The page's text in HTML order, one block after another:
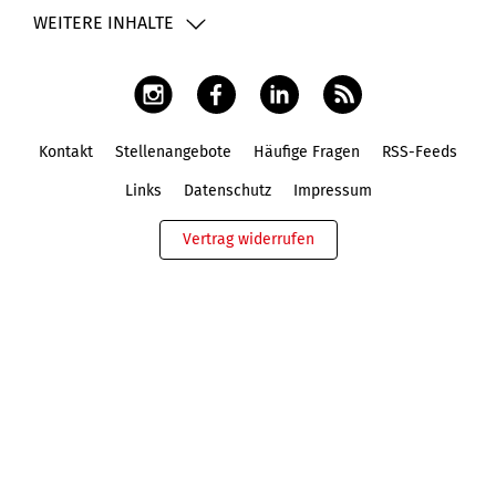
WEITERE INHALTE
Kontakt Stellenangebote Häufige Fragen RSS-Feeds
Links Datenschutz Impressum
Vertrag widerrufen